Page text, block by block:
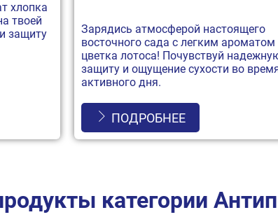
хлопка
твоей
защиту
Зарядись атмосферой настоящего
восточного сада с легким ароматом
цветка лотоса! Почувствуй
защиту и ощущение сухости во
активного дня.
ПОДРОБНЕЕ
категории